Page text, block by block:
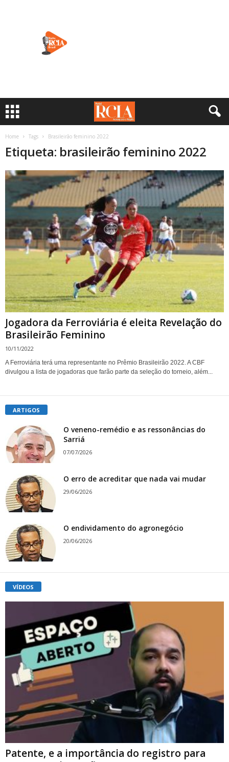
Home Tags Brasileirão feminino 2022
Etiqueta: brasileirão feminino 2022
Jogadora da Ferroviária é eleita Revelação do
Brasileirão Feminino
10/11/2022
A Ferroviária terá uma representante no Prêmio Brasileirão 2022. A CBF
divulgou a lista de jogadoras que farão parte da seleção do torneio, além...
ARTIGOS
O veneno-remédio e as ressonâncias do
Sarriá
07/07/2026
O erro de acreditar que nada vai mudar
29/06/2026
O endividamento do agronegócio
20/06/2026
VÍDEOS
Patente, e a importância do registro para